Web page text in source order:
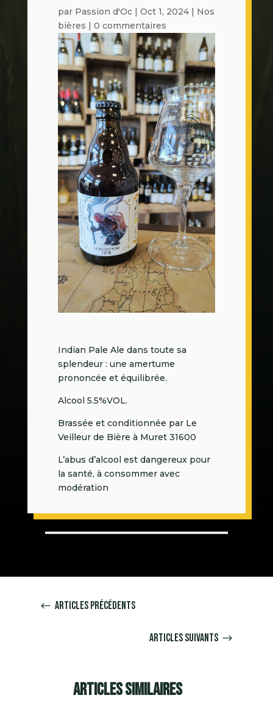
par Passion d'Oc| Oct 1, 2024| Nos
bières | 0 commentaires
Indian Pale Ale dans toute sa
splendeur : une amertume
prononcée et équilibrée.
Alcool 5.5%VOL.
Brassée et conditionnée par Le
Veilleur de Bière à Muret 31600
L’abus d’alcool est dangereux pour
la santé, à consommer avec
modération
# Articles précédents
Articles suivants $
Articles similaires